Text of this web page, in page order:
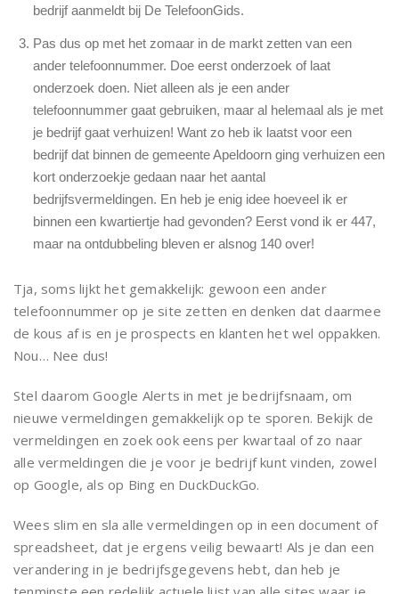
bedrijf aanmeldt bij De TelefoonGids.
Pas dus op met het zomaar in de markt zetten van een
ander telefoonnummer. Doe eerst onderzoek of laat
onderzoek doen. Niet alleen als je een ander
telefoonnummer gaat gebruiken, maar al helemaal als je met
je bedrijf gaat verhuizen! Want zo heb ik laatst voor een
bedrijf dat binnen de gemeente Apeldoorn ging verhuizen een
kort onderzoekje gedaan naar het aantal
bedrijfsvermeldingen. En heb je enig idee hoeveel ik er
binnen een kwartiertje had gevonden? Eerst vond ik er 447,
maar na ontdubbeling bleven er alsnog 140 over!
Tja, soms lijkt het gemakkelijk: gewoon een ander
telefoonnummer op je site zetten en denken dat daarmee
de kous af is en je prospects en klanten het wel oppakken.
Nou… Nee dus!
Stel daarom Google Alerts in met je bedrijfsnaam, om
nieuwe vermeldingen gemakkelijk op te sporen. Bekijk de
vermeldingen en zoek ook eens per kwartaal of zo naar
alle vermeldingen die je voor je bedrijf kunt vinden, zowel
op Google, als op Bing en DuckDuckGo.
Wees slim en sla alle vermeldingen op in een document of
spreadsheet, dat je ergens veilig bewaart! Als je dan een
verandering in je bedrijfsgegevens hebt, dan heb je